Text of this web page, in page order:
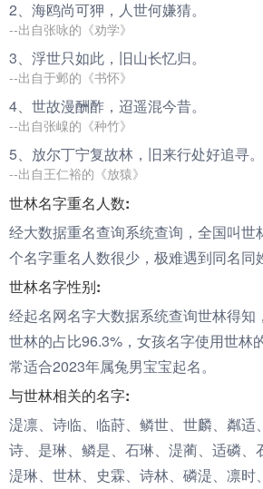
2、海鸥尚可狎，人世何嫌猜。
--出自张咏的《劝学》
3、浮世只如此，旧山长忆归。
--出自于邺的《书怀》
4、 世故漫酬酢，迢遥混今昔。
--出自张嵲的《种竹》
5、放尔丁宁复故林 ，旧来行处好追寻。
--出自王仁裕的《放猿》
世林名字重名人数:
经大数据重名查询系统查询，全国叫世
个名字重名人数很少，极难遇到同名同
世林名字性别:
经起名网名字大数据系统查询世林得知
世林的占比96.3%，女孩名字使用世林
常适合2023年属兔男宝宝起名。
与世林相关的名字:
湜凛、诗临、临莳、鳞世、世麟、粼适
诗、是琳、鳞是、石琳、湜蔺、适磷、
湜琳、世林、史霖、诗林、磷湜、凛时